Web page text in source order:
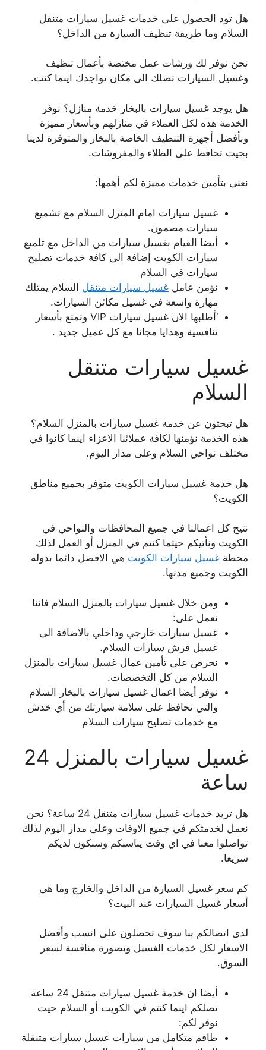
هل تود الحصول على خدمات غسيل سيارات متنقل
السلام وما طريقة تنظيف السيارة من الداخل؟
نحن نوفر لك ورشات عمل مختصة بأعمال تنظيف
وغسيل السيارات تصلك الى مكان تواجدك اينما كنت.
هل يوجد غسيل سيارات بالبخار خدمة منازل؟ نوفر
الخدمة هذه لكل العملاء في منازلهم وبأسعار مميزة
وبأفضل أجهزة التنظيف الخاصة بالبخار والمتوفرة لدينا
بحيث تحافظ على الطلاء والمفروشات.
نعنى بتأمين خدمات مميزة لكم أهمها:
غسيل سيارات امام المنزل السلام مع تشميع
سيارات مضمون.
أيضا القيام بغسيل سيارات من الداخل مع تلميع
سيارات الكويت إضافة الى كافة خدمات تصليح
سيارات في السلام
نؤمن عامل غسيل سيارات متنقل السلام يمتلك
مهارة واسعة في غسيل مكائن السيارات.
‘أطلبها الان غسيل سيارات VIP وتمتع بأسعار
تنافسية وهدايا مجانا مع كل عميل جديد .
غسيل سيارات متنقل
السلام
هل تبحثون عن خدمة غسيل سيارات بالمنزل السلام؟
هذه الخدمة نؤمنها لكافة عملائنا الاعزاء اينما كانوا في
مختلف نواحي السلام وعلى مدار اليوم.
هل خدمة غسيل سيارات الكويت متوفر بجميع مناطق
الكويت؟
نتيح كل اعمالنا في جميع المحافظات والنواحي في
الكويت ونأتيكم حيثما كنتم في المنزل أو العمل لذلك
محطة غسيل سيارات الكويت هي الافضل دائما بدولة
الكويت وجميع مدنها.
ومن خلال غسيل سيارات بالمنزل السلام فاننا
نعمل على:
غسيل سيارات خارجي وداخلي بالاضافة الى
غسيل فرش سيارات السلام.
نحرص على تأمين عمال غسيل سيارات بالمنزل
السلام من كل التخصصات.
نوفر أيضا اعمال غسيل سيارات بالبخار السلام
والتي تحافظ على سلامة سيارتك من أي خدش
مع خدمات تصليح سيارات السلام
غسيل سيارات بالمنزل 24
ساعة
هل تريد خدمات غسيل سيارات متنقل 24 ساعة؟ نحن
نعمل لخدمتكم في جميع الاوقات وعلى مدار اليوم لذلك
تواصلوا معنا في اي وقت يناسبكم وسنكون لديكم
سريعا.
كم سعر غسيل السيارة من الداخل والخارج وما هي
أسعار غسيل السيارات عند البيت؟
لدى اتصالكم بنا سوف تحصلون على انسب وأفضل
الاسعار لكل خدمات الغسيل وبصورة منافسة لسعر
السوق.
أيضا ان خدمة غسيل سيارات متنقل 24 ساعة
تصلكم اينما كنتم في الكويت أو السلام حيث
نوفر لكم:
طاقم متكامل من سيارات غسيل سيارات متنقلة